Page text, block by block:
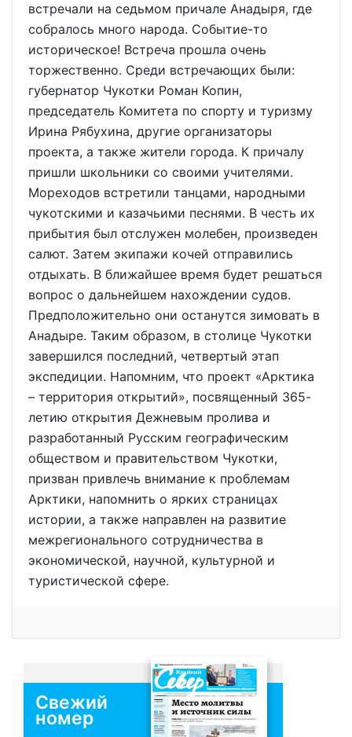
встречали на седьмом причале Анадыря, где
собралось много народа. Событие-то
историческое! Встреча прошла очень
торжественно. Среди встречающих были:
губернатор Чукотки Роман Копин,
председатель Комитета по спорту и туризму
Ирина Рябухина, другие организаторы
проекта, а также жители города. К причалу
пришли школьники со своими учителями.
Мореходов встретили танцами, народными
чукотскими и казачьими песнями. В честь их
прибытия был отслужен молебен, произведен
салют. Затем экипажи кочей отправились
отдыхать. В ближайшее время будет решаться
вопрос о дальнейшем нахождении судов.
Предположительно они останутся зимовать в
Анадыре. Таким образом, в столице Чукотки
завершился последний, четвертый этап
экспедиции. Напомним, что проект «Арктика
– территория открытий», посвященный 365-
летию открытия Дежневым пролива и
разработанный Русским географическим
обществом и правительством Чукотки,
призван привлечь внимание к проблемам
Арктики, напомнить о ярких страницах
истории, а также направлен на развитие
межрегионального сотрудничества в
экономической, научной, культурной и
туристической сфере.
Свежий
номер